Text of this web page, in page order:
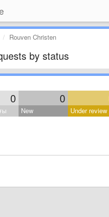
Rouven Christen
by status
0 0
New Under review